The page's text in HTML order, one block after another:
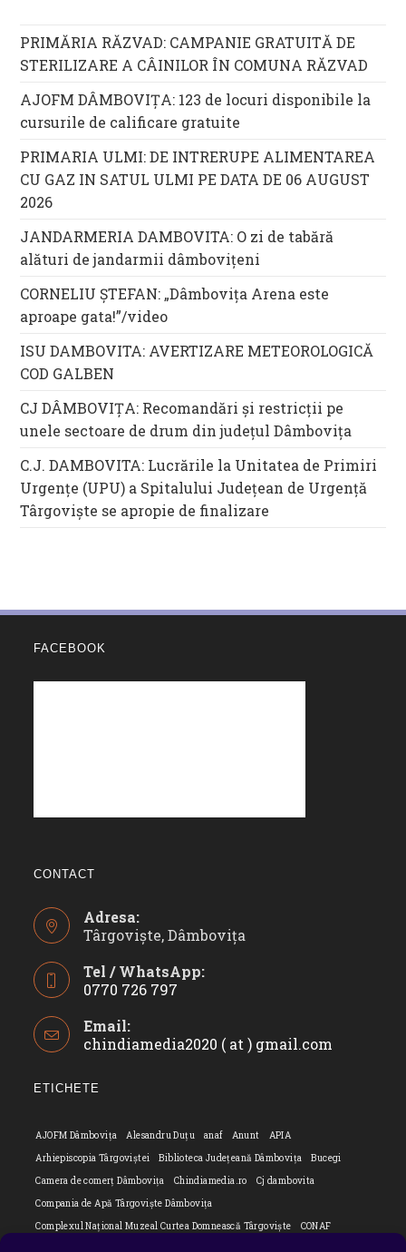
PRIMĂRIA RĂZVAD: CAMPANIE GRATUITĂ DE
STERILIZARE A CÂINILOR ÎN COMUNA RĂZVAD
AJOFM DÂMBOVIȚA: 123 de locuri disponibile la
cursurile de calificare gratuite
PRIMARIA ULMI: DE INTRERUPE ALIMENTAREA
CU GAZ IN SATUL ULMI PE DATA DE 06 AUGUST
2026
JANDARMERIA DAMBOVITA: O zi de tabără
alături de jandarmii dâmbovițeni
CORNELIU ȘTEFAN: „Dâmbovița Arena este
aproape gata!”/video
ISU DAMBOVITA: AVERTIZARE METEOROLOGICĂ
COD GALBEN
CJ DÂMBOVIȚA: Recomandări și restricții pe
unele sectoare de drum din județul Dâmbovița
C.J. DAMBOVITA: Lucrările la Unitatea de Primiri
Urgențe (UPU) a Spitalului Județean de Urgență
Târgoviște se apropie de finalizare
FACEBOOK
CONTACT
Adresa:
Târgoviște, Dâmbovița
Tel / WhatsApp:
0770 726 797
in
your
Email:
chindiamedia2020 ( at ) gmail.com
ETICHETE
AJOFM Dâmbovița Alesandru Duțu anaf Anunt
APIA
Arhiepiscopia Târgoviștei
Biblioteca Județeană Dâmbovița
Bucegi
Camera de comerț Dâmbovița
Chindiamedia.ro
Cj dambovita
Compania de Apă Târgoviște Dâmbovița
Complexul Național Muzeal Curtea Domnească Târgoviște
CONAF